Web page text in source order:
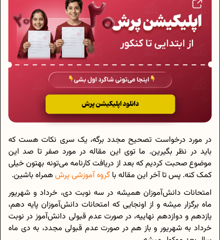
در مورد درخواست تصحیح مجدد برگه، یک سری نکات هست که
باید در نظر بگیرین. ما توی این مقاله در مورد صفر تا صد این
موضوع صحبت کردیم که بعد از دریافت کارنامه می‌تونه بهتون خیلی
کمک کنه. پس تا آخر این مقاله با گروه آموزشی پرشهمراه باشین.
امتحانات دانش‌آموزان همیشه در سه نوبت دی، خرداد و شهریور
ماه برگزار میشه و از اونجایی که امتحانات دانش‌آموزان پایه دهم،
یازدهم و دوازدهم نهاییه، در صورت عدم قبولی دانش‌آموز در نوبت
خرداد به شهریور و باز هم در صورت عدم قبولی مجدد، به دی ماه